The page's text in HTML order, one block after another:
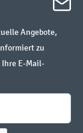
Angebote,
zu
Ihre E-Mail-